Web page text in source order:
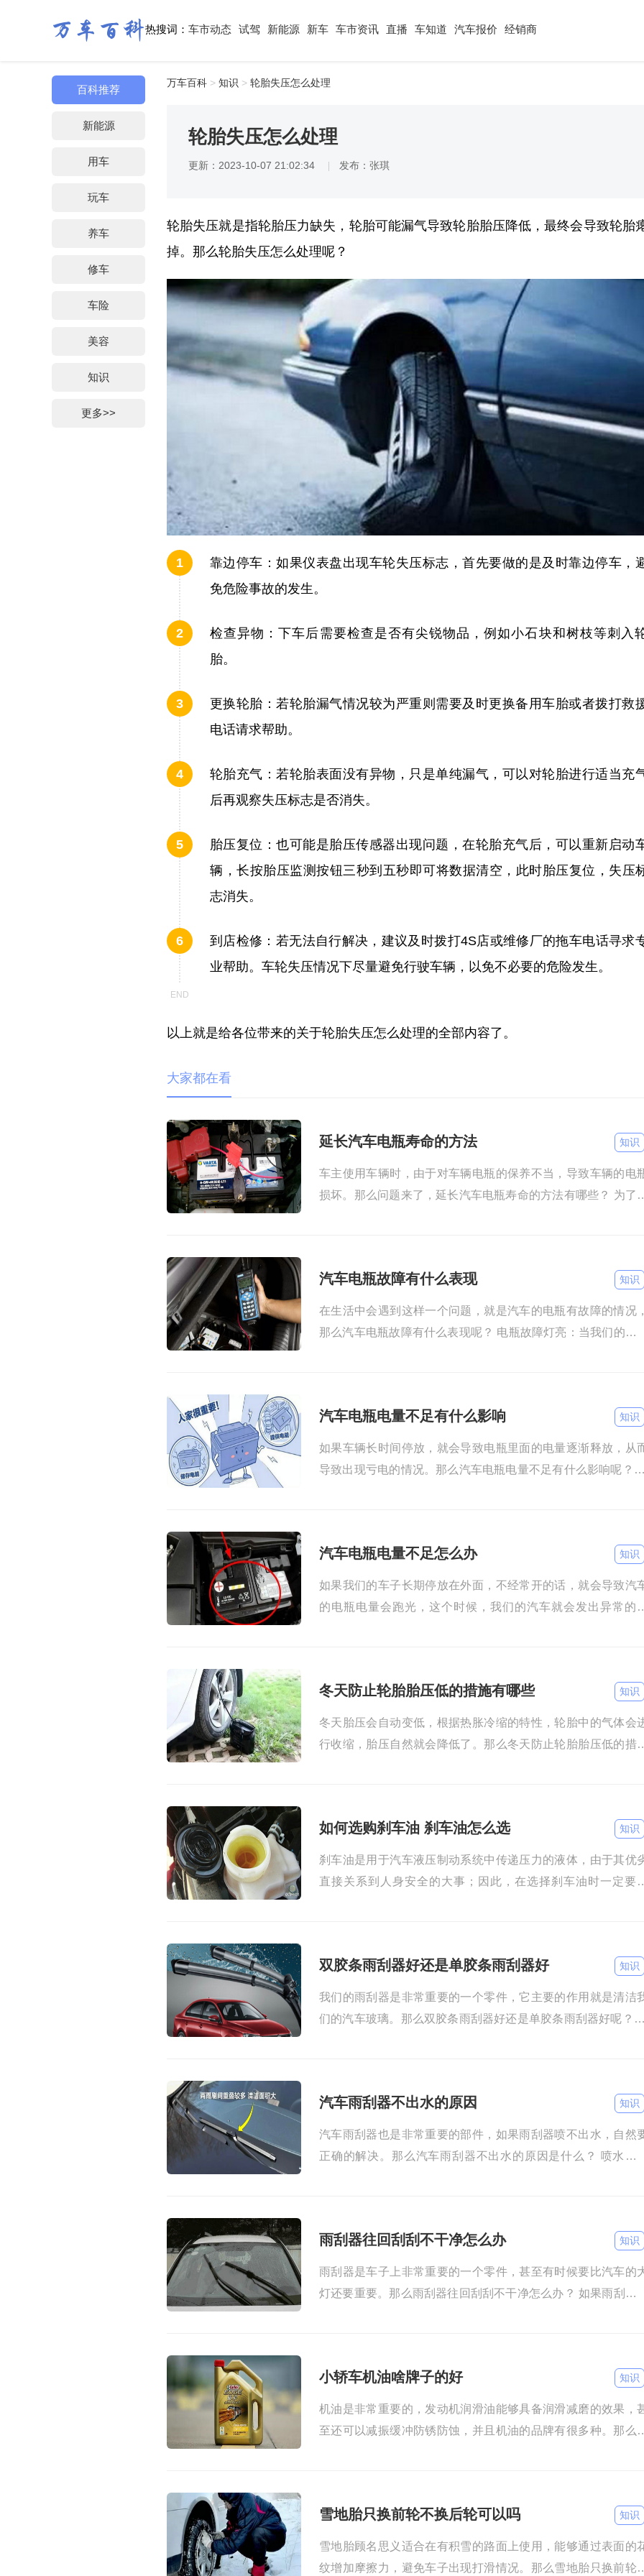
热搜词： 车市动态 试驾 新能源 新车 车市资讯 直播 车知道 汽车报价 经销商
百科推荐
新能源
用车
玩车
养车
修车
车险
美容
知识
更多>>
万车百科 > 知识 > 轮胎失压怎么处理
轮胎失压怎么处理
更新：2023-10-07 21:02:34 发布：张琪
轮胎失压就是指轮胎压力缺失，轮胎可能漏气导致轮胎胎压降低，最终会导致轮胎
掉。那么轮胎失压怎么处理呢？
靠边停车：如果仪表盘出现车轮失压标志，首先要做的是及时靠边停车，
免危险事故的发生。
检查异物：下车后需要检查是否有尖锐物品，例如小石块和树枝等刺入
胎。
更换轮胎：若轮胎漏气情况较为严重则需要及时更换备用车胎或者拨打救
电话请求帮助。
轮胎充气：若轮胎表面没有异物，只是单纯漏气，可以对轮胎进行适当充
后再观察失压标志是否消失。
胎压复位：也可能是胎压传感器出现问题，在轮胎充气后，可以重新启动
辆，长按胎压监测按钮三秒到五秒即可将数据清空，此时胎压复位，失压
志消失。
到店检修：若无法自行解决，建议及时拨打4S店或维修厂的拖车电话寻求
业帮助。车轮失压情况下尽量避免行驶车辆，以免不必要的危险发生。
以上就是给各位带来的关于轮胎失压怎么处理的全部内容了。
大家都在看
延长汽车电瓶寿命的方法 知识
车主使用车辆时，由于对车辆电瓶的保养不当，导致车辆的电
损坏。那么问题来了，延长汽车电瓶寿命的方法有哪些？ 为了
汽车电瓶故障有什么表现 知识
在生活中会遇到这样一个问题，就是汽车的电瓶有故障的情况
那么汽车电瓶故障有什么表现呢？ 电瓶故障灯亮：当我们的电
汽车电瓶电量不足有什么影响 知识
如果车辆长时间停放，就会导致电瓶里面的电量逐渐释放，从
导致出现亏电的情况。那么汽车电瓶电量不足有什么影响呢？
汽车电瓶电量不足怎么办 知识
如果我们的车子长期停放在外面，不经常开的话，就会导致汽
的电瓶电量会跑光，这个时候，我们的汽车就会发出异常的
冬天防止轮胎胎压低的措施有哪些 知识
冬天胎压会自动变低，根据热胀冷缩的特性，轮胎中的气体会
行收缩，胎压自然就会降低了。那么冬天防止轮胎胎压低的措
如何选购刹车油 刹车油怎么选 知识
刹车油是用于汽车液压制动系统中传递压力的液体，由于其优
直接关系到人身安全的大事；因此，在选择刹车油时一定要
双胶条雨刮器好还是单胶条雨刮器好 知识
我们的雨刮器是非常重要的一个零件，它主要的作用就是清洁
们的汽车玻璃。那么双胶条雨刮器好还是单胶条雨刮器好呢？
汽车雨刮器不出水的原因 知识
汽车雨刮器也是非常重要的部件，如果雨刮器喷不出水，自然
正确的解决。那么汽车雨刮器不出水的原因是什么？ 喷水口
雨刮器往回刮刮不干净怎么办 知识
雨刮器是车子上非常重要的一个零件，甚至有时候要比汽车的
灯还要重要。那么雨刮器往回刮刮不干净怎么办？ 如果雨刮器
小轿车机油啥牌子的好 知识
机油是非常重要的，发动机润滑油能够具备润滑减磨的效果，
至还可以减振缓冲防锈防蚀，并且机油的品牌有很多种。那么
雪地胎只换前轮不换后轮可以吗 知识
雪地胎顾名思义适合在有积雪的路面上使用，能够通过表面的
纹增加摩擦力，避免车子出现打滑情况。那么雪地胎只换前轮